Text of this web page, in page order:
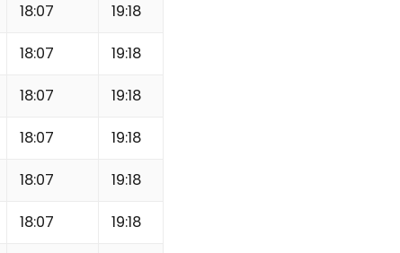
18:07 19:18
18:07 19:18
18:07 19:18
18:07 19:18
18:07 19:18
18:07 19:18